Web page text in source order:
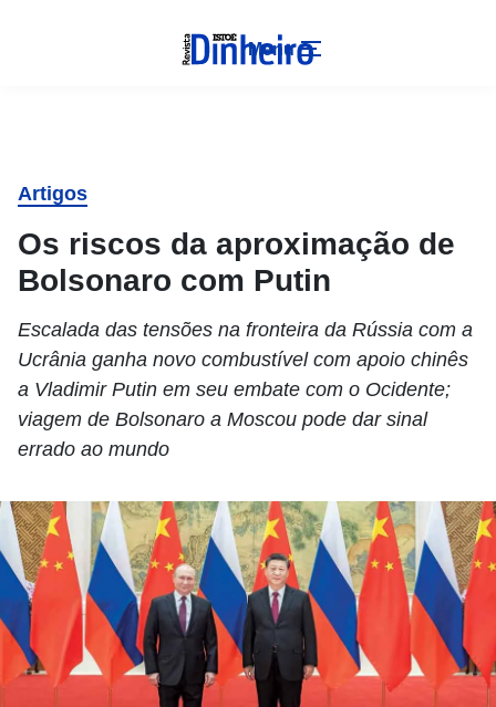
Menu
Artigos
Os riscos da aproximação de
Bolsonaro com Putin
Escalada das tensões na fronteira da Rússia com a
Ucrânia ganha novo combustível com apoio chinês
a Vladimir Putin em seu embate com o Ocidente;
viagem de Bolsonaro a Moscou pode dar sinal
errado ao mundo